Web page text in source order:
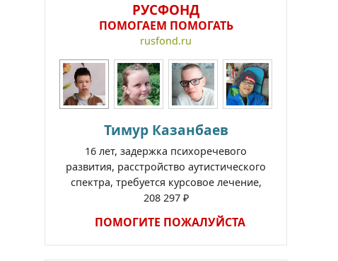
РУСФОНД
ПОМОГАЕМ ПОМОГАТЬ
rusfond.ru
Тимур Казанбаев
16 лет, задержка психоречевого
развития, расстройство аутистического
спектра, требуется курсовое лечение,
208 297 ₽
ПОМОГИТЕ ПОЖАЛУЙСТА